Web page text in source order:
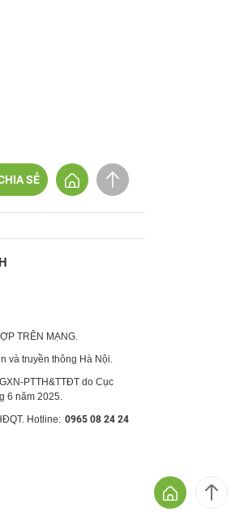
SẺ
TRÊN MẠNG.
và truyền thông Hà Nội.
PTTH&TTĐT do Cục
6 năm 2025.
Hotline: 0965 08 24 24